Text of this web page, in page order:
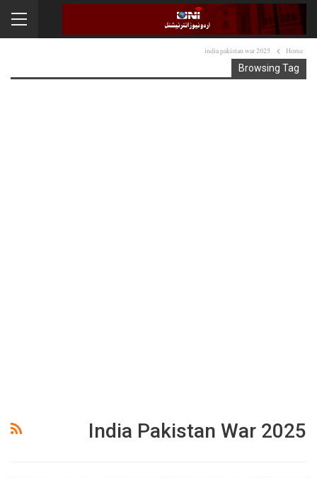
Home
india pakistan war 2025
Browsing Tag
India Pakistan War 2025